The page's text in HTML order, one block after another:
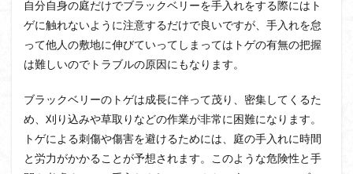
自分自身の庭だけでブラックベリーを手入れをする際にはト
ゲに触れないように注意するだけで良いですが、手入れを怠
って他人の敷地に伸びていってしまってはトゲの有無の把握
は難しいのでトラブルの原因にもなります。
ブラックベリーのトゲは成長に伴って茂り、密集してくるた
め、刈り込みや草取りなどの作業が非常に困難になります。
トゲによる刺傷や傷害を避けるためには、庭の手入れに時間
と労力がかかることが予想されます。このような危険性と手